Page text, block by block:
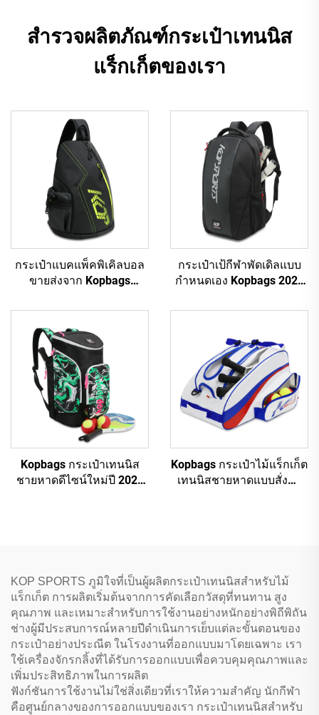
สำรวจผลิตภัณฑ์กระเป๋าเทนนิส
แร็กเก็ตของเรา
กระเป๋าแบคแพ็คพิเคิลบอล
ขายส่งจาก Kopbags
กระเป๋าเทนนิส แบคแพ็ค
เทนนิส พายพิเคิลบอลกลับ
ด้านได้
กระเป๋าเป้กีฬาพัดเดิลแบบ
กำหนดเอง Kopbags 2024
ใส่ไม้เทนนิสพัดเดิล
Kopbags กระเป๋าเทนนิส
ชายหาดดีไซน์ใหม่ปี 2024
Kopbags กระเป๋าไม้แร็กเก็ต
เทนนิสชายหาดแบบสั่งทำ
KOP SPORTS ภูมิใจที่เป็นผู้ผลิตกระเป๋าเทนนิสสำหรับไม้
แร็กเก็ต การผลิตเริ่มต้นจากการคัดเลือกวัสดุที่ทนทาน สูง
คุณภาพ และเหมาะสำหรับการใช้งานอย่างหนักอย่างพิถีพิถัน
ช่างผู้มีประสบการณ์หลายปีดำเนินการเย็บแต่ละขั้นตอนของ
กระเป๋าอย่างประณีต ในโรงงานที่ออกแบบมาโดยเฉพาะ เรา
ใช้เครื่องจักรกลิ้งที่ได้รับการออกแบบเพื่อควบคุมคุณภาพและ
เพิ่มประสิทธิภาพในการผลิต
ฟังก์ชันการใช้งานไม่ใช่สิ่งเดียวที่เราให้ความสำคัญ นักกีฬา
คือศูนย์กลางของการออกแบบของเรา กระเป๋าเทนนิสสำหรับ